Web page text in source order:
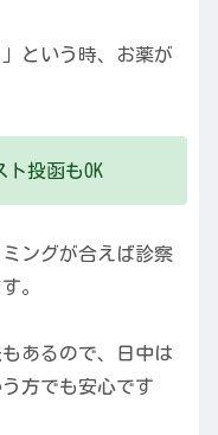
という時、お薬が
投函もOK
ングが合えば診察
。
あるので、日中は
方でも安心です